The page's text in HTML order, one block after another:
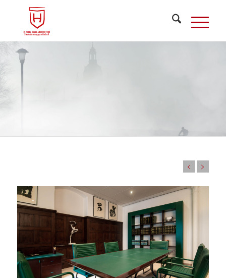
"Steuerrecht
ist so kompliziert und
undurchschaubar
wie Nebel mit
Sichtweite unter 50m.